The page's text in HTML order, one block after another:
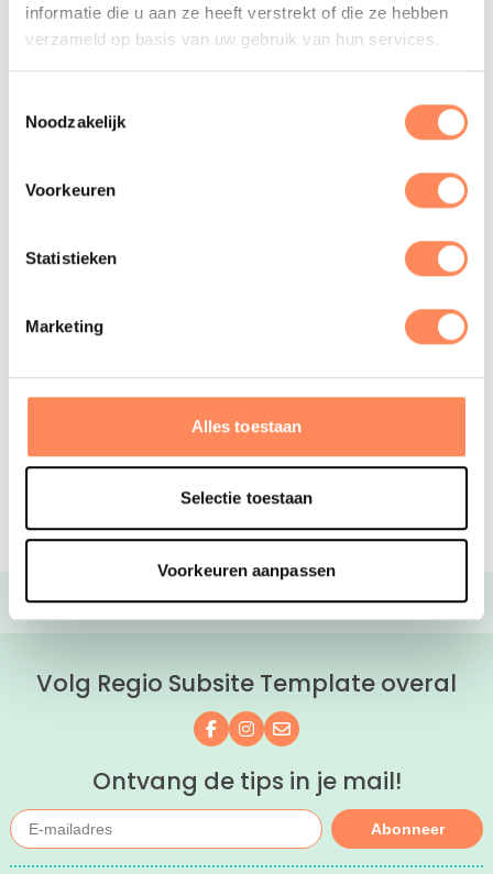
informatie die u aan ze heeft verstrekt of die ze hebben
verzameld op basis van uw gebruik van hun services.
Noodzakelijk
Voorkeuren
Statistieken
Marketing
Alles toestaan
Selectie toestaan
Voorkeuren aanpassen
Toestemming
gebruiken volgens de privacyverklaring op deze
website, alleen voor het verwerken van dit
Verzenden
Volg Regio Subsite Template overal
Volg ons op Facebook
Volg ons op Instagram
Mail ons
Ontvang de tips in je mail!
Abonneer